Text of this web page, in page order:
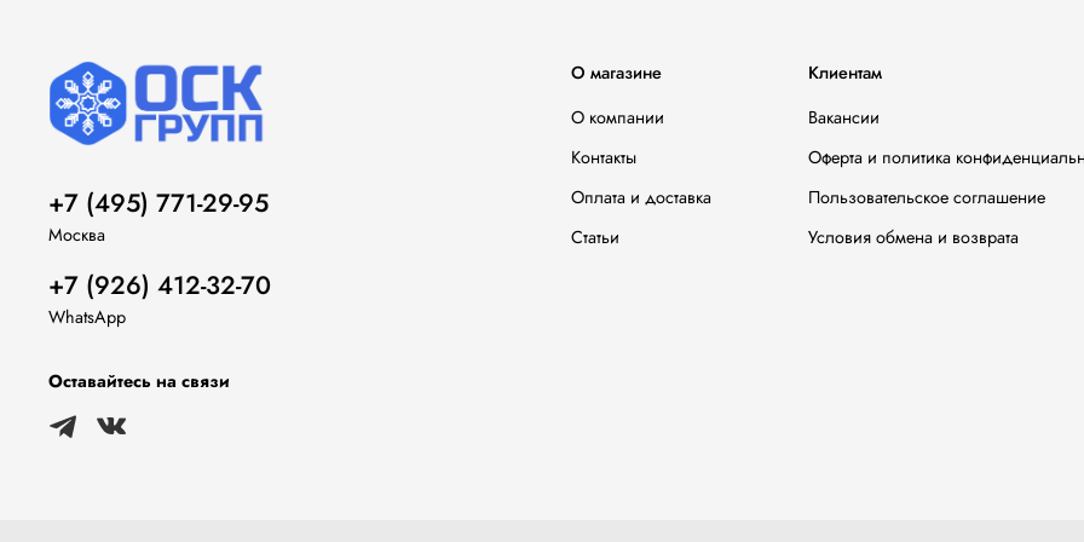
О магазине
О компании
Контакты
Оплата и доставка
Статьи
Клиентам
Вакансии
Оферта и политика
Пользовательское соглашение
Условия обмена и возврата
+7 (495) 771-29-95
Москва
+7 (926) 412-32-70
WhatsApp
Оставайтесь на связи